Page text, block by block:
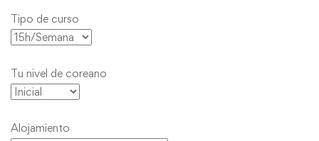
Tipo de curso
Tu nivel de coreano
Alojamiento